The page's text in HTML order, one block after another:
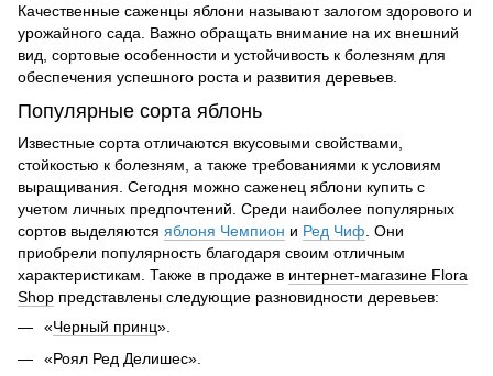
Качественные саженцы яблони называют залогом здорового и
урожайного сада. Важно обращать внимание на их внешний
вид, сортовые особенности и устойчивость к болезням для
обеспечения успешного роста и развития деревьев.
Популярные сорта яблонь
Известные сорта отличаются вкусовыми свойствами,
стойкостью к болезням, а также требованиями к условиям
выращивания. Сегодня можно саженец яблони купить с
учетом личных предпочтений. Среди наиболее популярных
сортов выделяются яблоня Чемпион и Ред Чиф. Они
приобрели популярность благодаря своим отличным
характеристикам. Также в продаже в интернет-магазине Flora
Shop представлены следующие разновидности деревьев:
«Черный принц».
«Роял Ред Делишес».